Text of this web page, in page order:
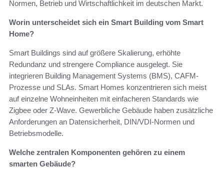
Normen, Betrieb und Wirtschaftlichkeit im deutschen Markt.
Worin unterscheidet sich ein Smart Building vom Smart
Home?
Smart Buildings sind auf größere Skalierung, erhöhte
Redundanz und strengere Compliance ausgelegt. Sie
integrieren Building Management Systems (BMS), CAFM-
Prozesse und SLAs. Smart Homes konzentrieren sich meist
auf einzelne Wohneinheiten mit einfacheren Standards wie
Zigbee oder Z‑Wave. Gewerbliche Gebäude haben zusätzliche
Anforderungen an Datensicherheit, DIN/VDI-Normen und
Betriebsmodelle.
Welche zentralen Komponenten gehören zu einem
smarten Gebäude?